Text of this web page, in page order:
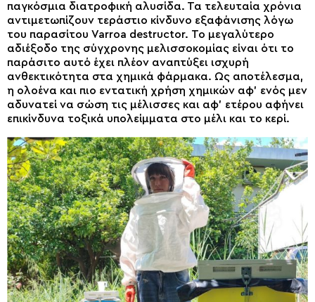
παγκόσμια διατροφική αλυσίδα. Τα τελευταία χρόνια
αντιμετωπίζουν τεράστιο κίνδυνο εξαφάνισης λόγω
του παρασίτου Varroa destructor. Το μεγαλύτερο
αδιέξοδο της σύγχρονης μελισσοκομίας είναι ότι το
παράσιτο αυτό έχει πλέον αναπτύξει ισχυρή
ανθεκτικότητα στα χημικά φάρμακα. Ως αποτέλεσμα,
η ολοένα και πιο εντατική χρήση χημικών αφ’ ενός μεν
αδυνατεί να σώση τις μέλισσες και αφ’ ετέρου αφήνει
επικίνδυνα τοξικά υπολείμματα στο μέλι και το κερί.